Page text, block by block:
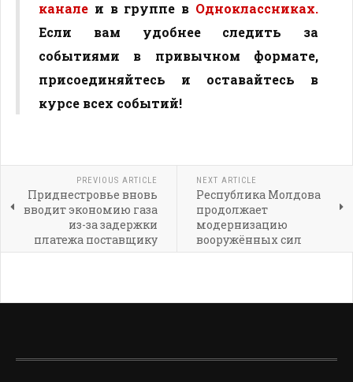
канале и в группе в Одноклассниках.
Если вам удобнее следить за
событиями в привычном формате,
присоединяйтесь и оставайтесь в
курсе всех событий!
PREVIOUS ARTICLE
Приднестровье вновь
вводит экономию газа
из-за задержки
платежа поставщику
NEXT ARTICLE
Республика Молдова
продолжает
модернизацию
вооружённых сил